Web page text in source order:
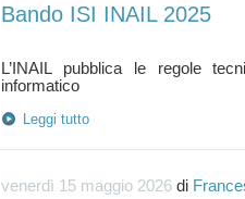
Bando ISI INAIL 2025
L’INAIL pubblica le regole
Leggi tutto
venerdì 15 maggio 2026 di